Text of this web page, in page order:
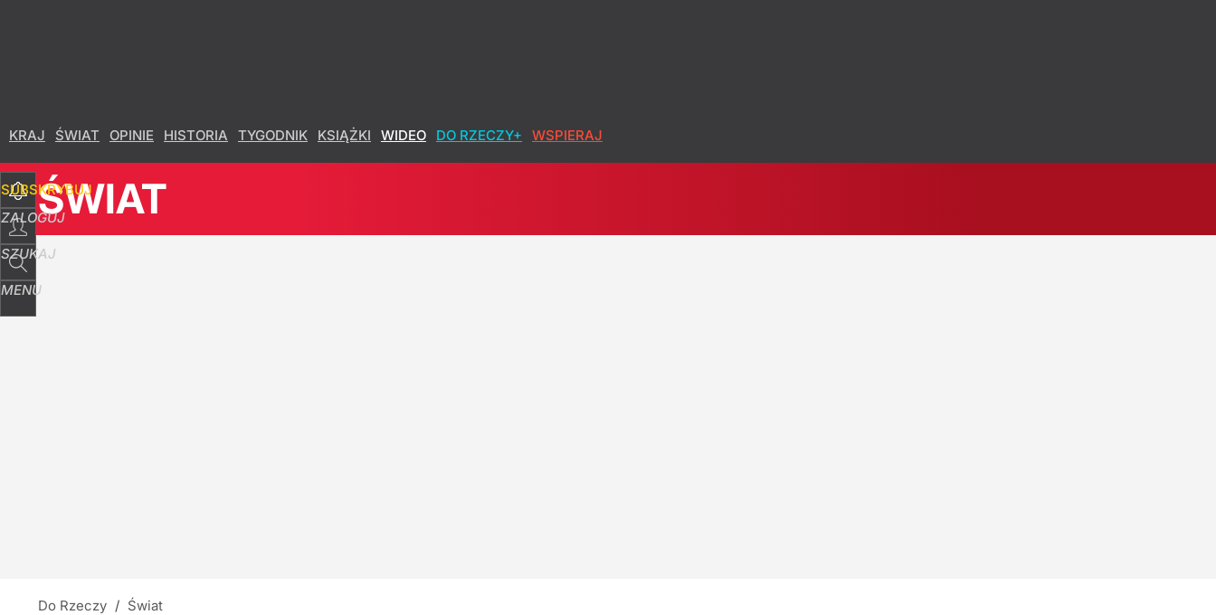
KRAJ ŚWIAT OPINIE HISTORIA TYGODNIK KSIĄŻKI WIDEO DO RZECZY+ WSPIERAJ
SUBSKRYBUJ
ZALOGUJ
SZUKAJ
MENU
ŚWIAT
Do Rzeczy / Świat